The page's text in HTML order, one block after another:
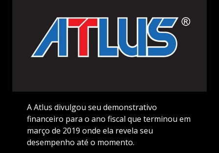
A Atlus divulgou seu demonstrativo
financeiro para o ano fiscal que terminou em
março de 2019 onde ela revela seu
desempenho até o momento.